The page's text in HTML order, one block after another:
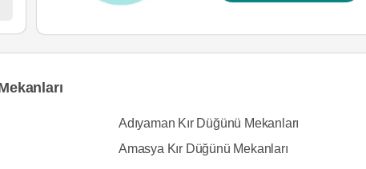
Adıyaman Kır Düğünü Mekanları
Amasya Kır Düğünü Mekanları